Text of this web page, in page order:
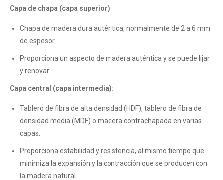
Capa de chapa (capa superior):
Chapa de madera dura auténtica, normalmente de 2 a 6 mm
de espesor.
Proporciona un aspecto de madera auténtica y se puede lijar
y renovar.
Capa central (capa intermedia):
Tablero de fibra de alta densidad (HDF), tablero de fibra de
densidad media (MDF) o madera contrachapada en varias
capas.
Proporciona estabilidad y resistencia, al mismo tiempo que
minimiza la expansión y la contracción que se producen con
la madera natural.